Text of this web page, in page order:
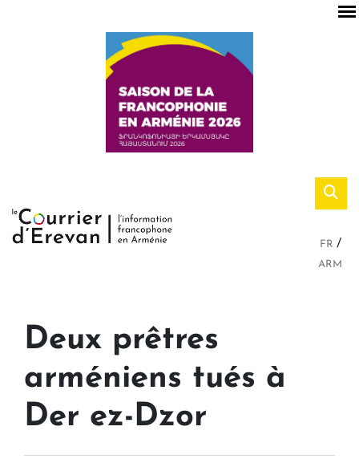
FR
ARM
Deux prêtres
arméniens tués à
Der ez-Dzor